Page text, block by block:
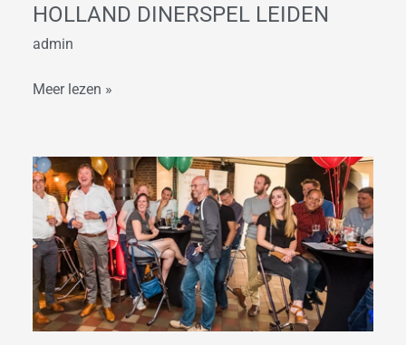
HOLLAND DINERSPEL LEIDEN
admin
Meer lezen »
Ranking
your
Colleagues
–
Quiz
editie
in